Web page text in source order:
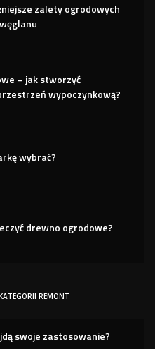
zalety ogrodowych
– jak stworzyć
wypoczynkową?
wybrać?
drewno ogrodowe?
REMONT
swoje zastosowanie?